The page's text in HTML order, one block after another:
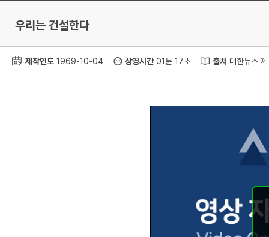
우리는 건설한다
제작연도 1969-10-04 상영시간01분 17초 출처 대한뉴스